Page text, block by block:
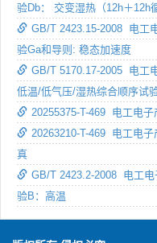
验Db： 交变湿热（12h＋12h
GB/T 2423.15-2008 电工
验Ga和导则: 稳态加速度
GB/T 5170.17-2005 电工
低温/低气压/湿热综合顺序试
20255375-T-469 电工电
20263210-T-469 电工电
真
GB/T 2423.2-2008 电工
验B：高温